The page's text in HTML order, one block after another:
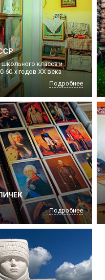
школьного класса и
60-х годов ХХ века
Подробнее
Подробнее